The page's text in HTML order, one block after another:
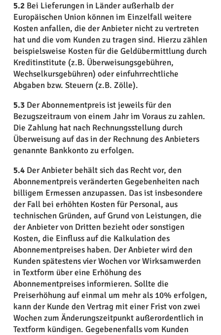
5.2Bei Lieferungen in Länder außerhalb der
Europäischen Union können im Einzelfall weitere
Kosten anfallen, die der Anbieter nicht zu vertreten
hat und die vom Kunden zu tragen sind. Hierzu zählen
beispielsweise Kosten für die Geldübermittlung durch
Kreditinstitute (z.B. Überweisungsgebühren,
Wechselkursgebühren) oder einfuhrrechtliche
Abgaben bzw. Steuern (z.B. Zölle).
5.3Der Abonnementpreis ist jeweils für den
Bezugszeitraum von einem Jahr im Voraus zu zahlen.
Die Zahlung hat nach Rechnungsstellung durch
Überweisung auf das in der Rechnung des Anbieters
genannte Bankkonto zu erfolgen.
5.4Der Anbieter behält sich das Recht vor, den
Abonnementpreis veränderten Gegebenheiten nach
billigem Ermessen anzupassen. Das ist insbesondere
der Fall bei erhöhten Kosten für Personal, aus
technischen Gründen, auf Grund von Leistungen, die
der Anbieter von Dritten bezieht oder sonstigen
Kosten, die Einfluss auf die Kalkulation des
Abonnementpreises haben. Der Anbieter wird den
Kunden spätestens vier Wochen vor Wirksamwerden
in Textform über eine Erhöhung des
Abonnementpreises informieren. Sollte die
Preiserhöhung auf einmal um mehr als 10% erfolgen,
kann der Kunde den Vertrag mit einer Frist von zwei
Wochen zum Änderungszeitpunkt außerordentlich in
Textform kündigen. Gegebenenfalls vom Kunden